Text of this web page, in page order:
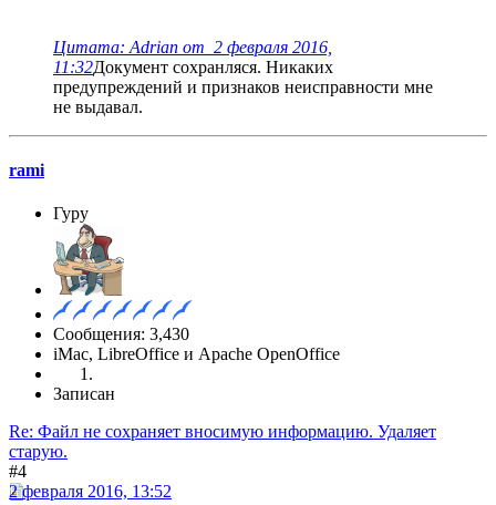
Цитата: Adrian от 2 февраля 2016,
11:32Документ сохранляся. Никаких
предупреждений и признаков неисправности мне
не выдавал.
rami
Гуру
Сообщения: 3,430
iMac, LibreOffice и Apache OpenOffice
Записан
Re: Файл не сохраняет вносимую информацию. Удаляет
старую.
#4
2 февраля 2016, 13:52